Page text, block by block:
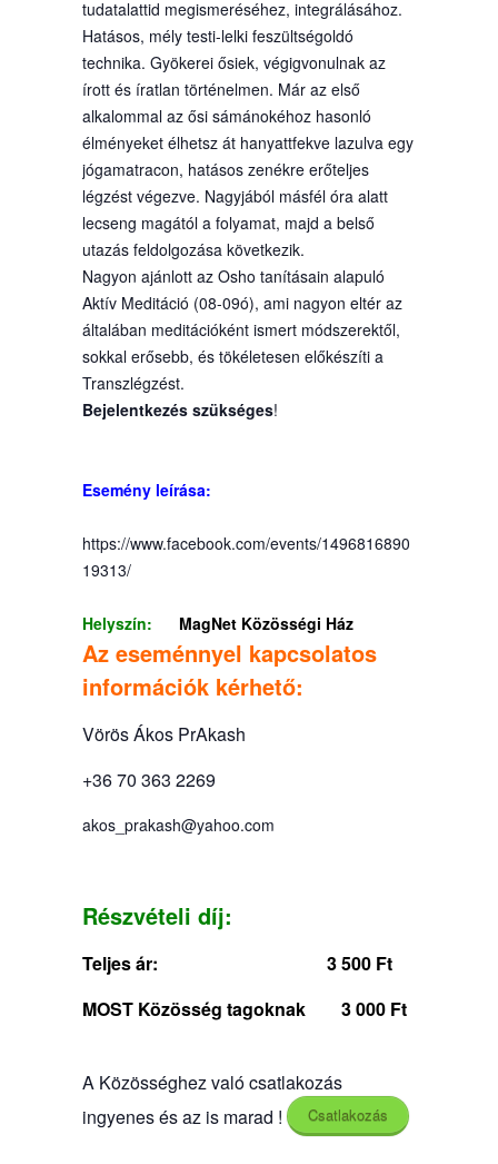
tudatalattid megismeréséhez, integrálásához.
Hatásos, mély testi-lelki feszültségoldó
technika. Gyökerei ősiek, végigvonulnak az
írott és íratlan történelmen. Már az első
alkalommal az ősi sámánokéhoz hasonló
élményeket élhetsz át hanyattfekve lazulva egy
jógamatracon, hatásos zenékre erőteljes
légzést végezve. Nagyjából másfél óra alatt
lecseng magától a folyamat, majd a belső
utazás feldolgozása következik.
Nagyon ajánlott az Osho tanításain alapuló
Aktív Meditáció (08-09ó), ami nagyon eltér az
általában meditációként ismert módszerektől,
sokkal erősebb, és tökéletesen előkészíti a
Transzlégzést.
Bejelentkezés szükséges!
Esemény leírása:
https://www.facebook.com/events/1496816890
19313/
Helyszín: MagNet Közösségi Ház
Az eseménnyel kapcsolatos
információk kérhető:
Vörös Ákos PrAkash
+36 70 363 2269
akos_prakash@yahoo.com
Részvételi díj:
Teljes ár:
3 500 Ft
MOST Közösség tagoknak 3 000 Ft
A Közösséghez való csatlakozás
ingyenes és az is marad !
Csatlakozás